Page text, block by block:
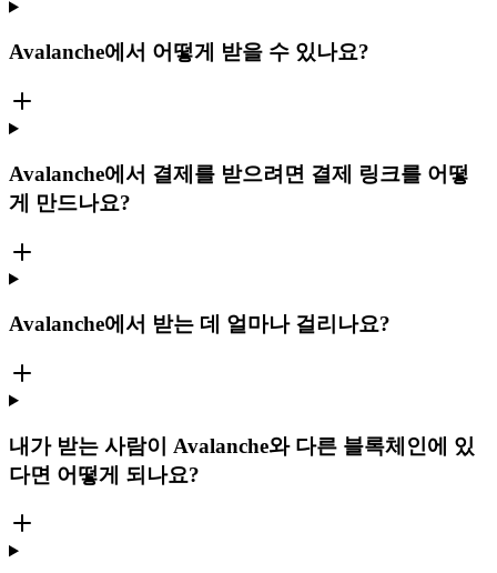
Avalanche에서 어떻게 받을 수 있나요?
Avalanche에서 결제를 받으려면 결제 링크를 어떻
게 만드나요?
Avalanche에서 받는 데 얼마나 걸리나요?
내가 받는 사람이 Avalanche와 다른 블록체인에 있
다면 어떻게 되나요?